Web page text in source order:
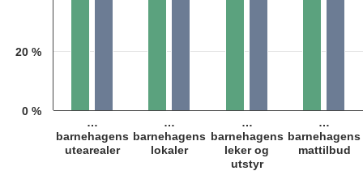
…
barnehagens
utearealer
…
barnehagens
lokaler
…
barnehagens
leker og
utstyr
…
barnehagens
mattilbud
0 %
20 %